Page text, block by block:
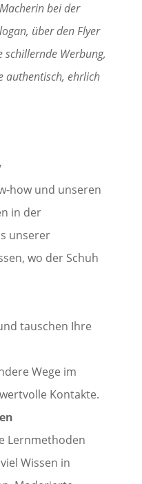
bei der
über den Flyer
schillernde Werbung,
authentisch, ehrlich
how und unseren
in der
unserer
wo der Schuh
tauschen Ihre
Wege im
Kontakte.
Lernmethoden
Wissen in